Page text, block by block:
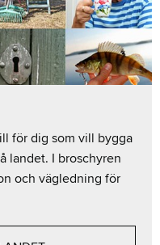
för dig som vill bygga
landet. I broschyren
och vägledning för